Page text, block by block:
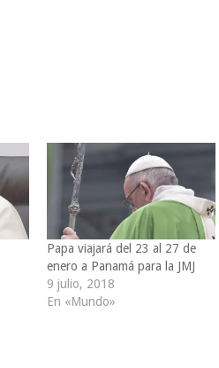
Papa viajará del 23 al 27 de
enero a Panamá para la JMJ
9 julio, 2018
En «Mundo»